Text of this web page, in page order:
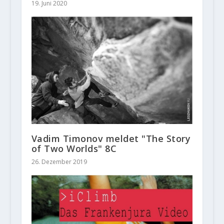
19. Juni 2020
Vadim Timonov meldet "The Story
of Two Worlds" 8C
26. Dezember 2019